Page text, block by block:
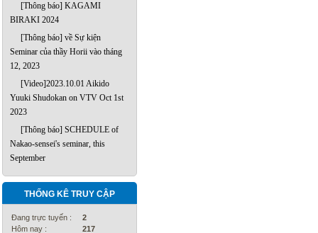
[Thông báo] KAGAMI
BIRAKI 2024
[Thông báo] về Sự kiện
Seminar của thầy Horii vào tháng
12, 2023
[Video]2023.10.01 Aikido
Yuuki Shudokan on VTV Oct 1st
2023
[Thông báo] SCHEDULE of
Nakao-sensei's seminar, this
September
THỐNG KÊ TRUY CẬP
Đang trực tuyến :
2
Hôm nay :
217